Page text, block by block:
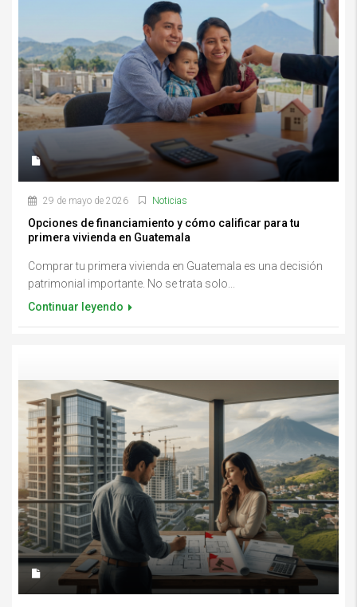
29 de mayo de 2026 Noticias
Opciones de financiamiento y cómo calificar para tu
primera vivienda en Guatemala
Comprar tu primera vivienda en Guatemala es una decisión
patrimonial importante. No se trata solo...
Continuar leyendo